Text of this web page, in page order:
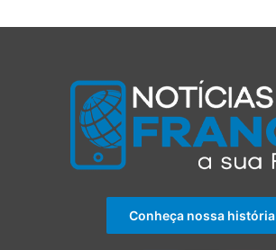
Conheça nossa história